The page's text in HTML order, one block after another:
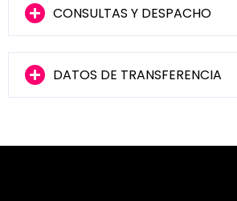
CONSULTAS Y DESPACHO
DATOS DE TRANSFERENCIA